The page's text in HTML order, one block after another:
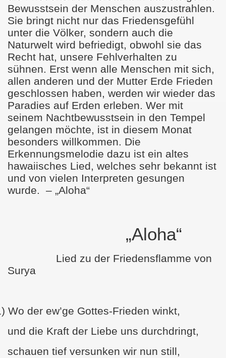
Bewusstsein der Menschen auszustrahlen.
Sie bringt nicht nur das Friedensgefühl
unter die Völker, sondern auch die
Naturwelt wird befriedigt, obwohl sie das
Recht hat, unsere Fehlverhalten zu
sühnen. Erst wenn alle Menschen mit sich,
allen anderen und der Mutter Erde Frieden
geschlossen haben, werden wir wieder das
Paradies auf Erden erleben. Wer mit
seinem Nachtbewusstsein in den Tempel
gelangen möchte, ist in diesem Monat
besonders willkommen. Die
Erkennungsmelodie dazu ist ein altes
hawaiisches Lied, welches sehr bekannt ist
und von vielen Interpreten gesungen
wurde. – „Aloha“
„Aloha“
Lied zu der Friedensflamme von
Surya
Wo der ew’ge Gottes-Frieden winkt,
und die Kraft der Liebe uns durchdringt,
schauen tief versunken wir nun still,
Rhythmus
Freiheit